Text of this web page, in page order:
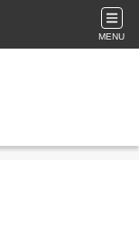
MENU